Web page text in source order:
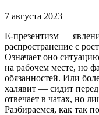
7 августа 2023
Е-презентизм —
распространение с
Означает оно
на рабочем месте, но
обязанностей. Или
халявит — сидит
отвечает в чатах, но
Разбираемся, как так